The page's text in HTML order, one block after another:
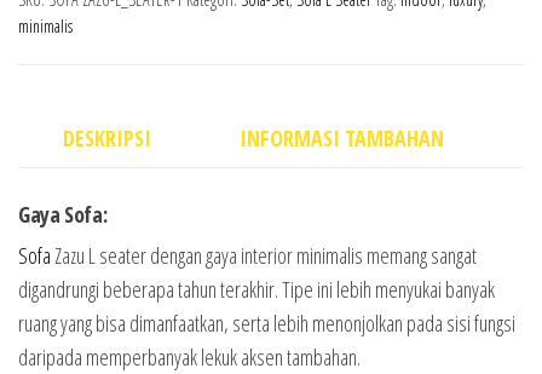
minimalis
DESKRIPSI INFORMASI TAMBAHAN
Gaya Sofa:
Sofa Zazu L seater dengan gaya interior minimalis memang sangat
digandrungi beberapa tahun terakhir. Tipe ini lebih menyukai banyak
ruang yang bisa dimanfaatkan, serta lebih menonjolkan pada sisi fungsi
daripada memperbanyak lekuk aksen tambahan.